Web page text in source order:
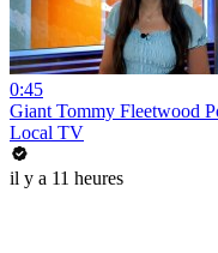
0:45
Giant Tommy Fleetwood
Local TV
il y a 11 heures